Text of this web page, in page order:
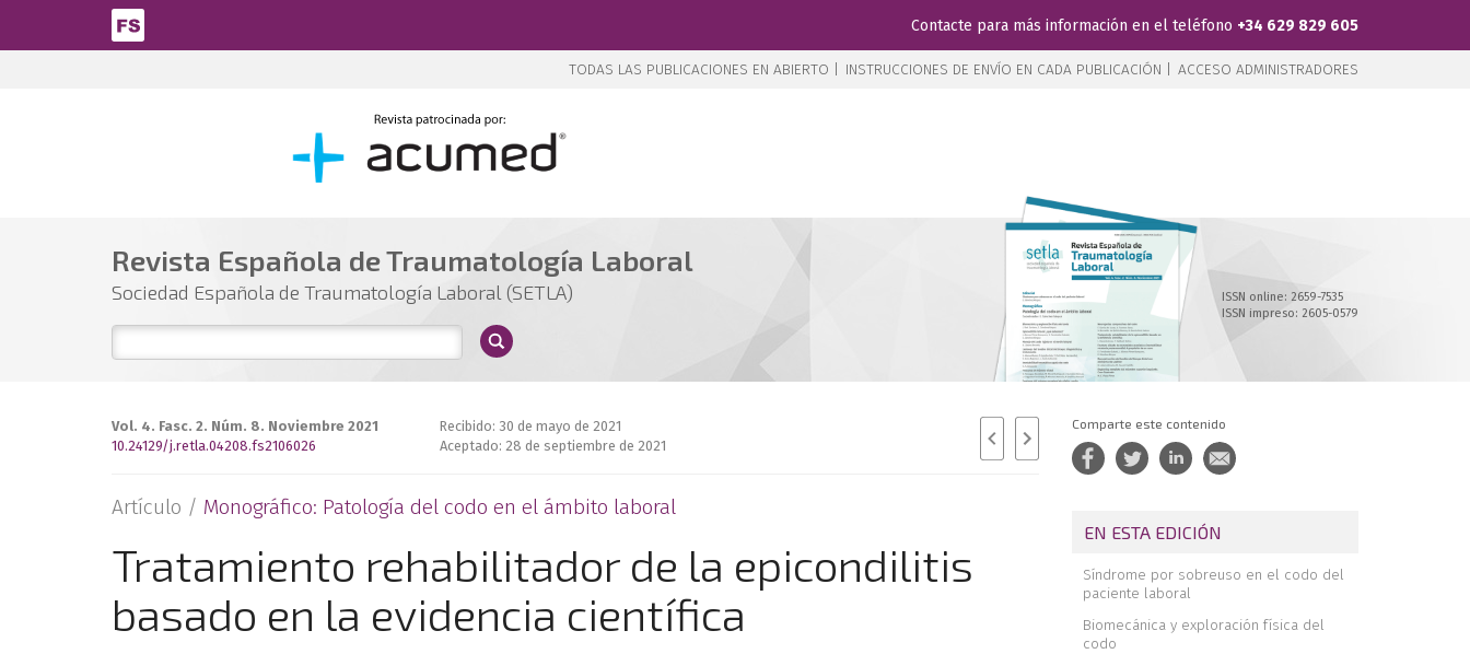
Pasar al contenido principal
Contacte para más información en el teléfono +34 629 829 605
TODAS LAS PUBLICACIONES EN ABIERTO | INSTRUCCIONES DE ENVÍO EN CADA PUBLICACIÓN | ACCESO ADMINISTRADORES
Revista Española de Traumatología Laboral
Sociedad Española de Traumatología Laboral (SETLA)
ISSN online: 2659-7535
ISSN impreso: 2605-0579
Vol. 4. Fasc. 2. Núm. 8. Noviembre 2021
10.24129/j.retla.04208.fs2106026
Recibido: 30 de mayo de 2021
Aceptado: 28 de septiembre de 2021
Artículo / Monográfico: Patología del codo en el ámbito laboral
Tratamiento rehabilitador de la epicondilitis
basado en la evidencia científica
Comparte este contenido
EN ESTA EDICIÓN
Síndrome por sobreuso en el codo del
paciente laboral
Biomecánica y exploración física del
codo